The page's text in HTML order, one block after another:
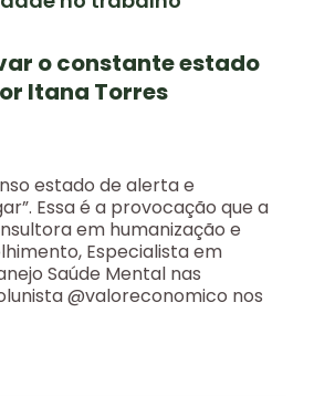
o constante estado
Itana Torres
estado de alerta e
Essa é a provocação que a
em humanização e
Especialista em
Saúde Mental nas
@valoreconomico nos